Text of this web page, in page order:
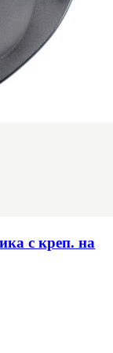
с креп. на